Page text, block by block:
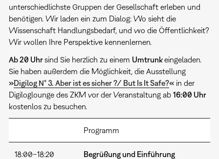
unterschiedlichste Gruppen der Gesellschaft erleben und
benötigen. Wir laden ein zum Dialog: Wo sieht die
Wissenschaft Handlungsbedarf, und wo die Öffentlichkeit?
Wir wollen Ihre Perspektive kennenlernen.
Ab 20 Uhrsind Sie herzlich zu einem Umtrunkeingeladen.
Sie haben außerdem die Möglichkeit, die Ausstellung
»Digilog N° 3. Aber ist es sicher ?/ But Is It Safe?«in der
Digiloglounge des ZKM vor der Veranstaltung ab 16:00 Uhr
kostenlos zu besuchen.
Programm
18:00–18:20 Begrüßung und Einführung